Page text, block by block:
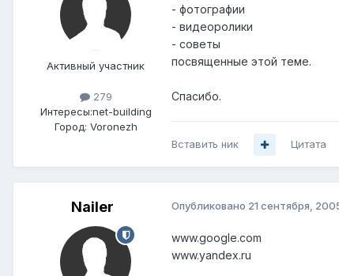
Активный участник
279
Интересы:net-building
Город: Voronezh
- фотографии
- видеоролики
- советы
посвященные этой теме.
Спасибо.
Вставить ник Цитата
Nailer Опубликовано 21 сентября,
www.google.com
www.yandex.ru